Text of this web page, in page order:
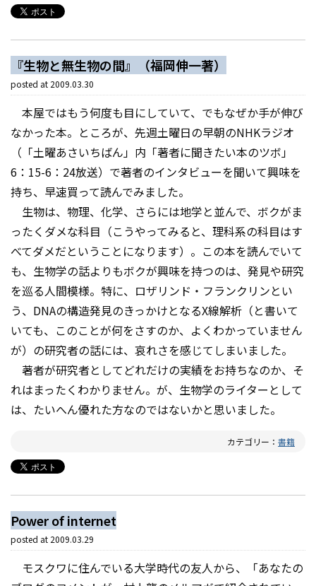
『生物と無生物の間』（福岡伸一著）
posted at 2009.03.30
本屋ではもう何度も目にしていて、でもなぜか手が伸び
なかった本。ところが、先週土曜日の早朝のNHKラジオ
（「土曜あさいちばん」内「著者に聞きたい本のツボ」
6：15-6：24放送）で著者のインタビューを聞いて興味を
持ち、早速買って読んでみました。
生物は、物理、化学、さらには地学と並んで、ボクがま
ったくダメな科目（こうやってみると、理科系の科目はす
べてダメだということになります）。この本を読んでいて
も、生物学の話よりもボクが興味を持つのは、発見や研究
を巡る人間模様。特に、ロザリンド・フランクリンとい
う、DNAの構造発見のきっかけとなるX線解析（と書いて
いても、このことが何をさすのか、よくわかっていません
が）の研究者の話には、哀れさを感じてしまいました。
著者が研究者としてどれだけの実績をお持ちなのか、そ
れはまったくわかりません。が、生物学のライターとして
は、たいへん優れた方なのではないかと思いました。
カテゴリー： 書籍
Power of internet
posted at 2009.03.29
モスクワに住んでいる大学時代の友人から、「あなたの